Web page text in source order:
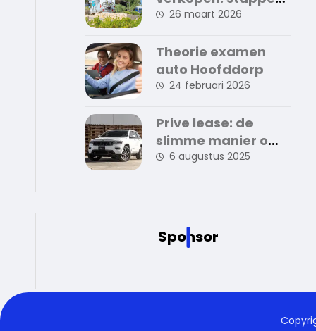
en tips voor een
verkoop
26 maart 2026
Theorie examen
auto Hoofddorp
24 februari 2026
Prive lease: de
slimme manier om
zorgeloos auto te
6 augustus 2025
Sponsor